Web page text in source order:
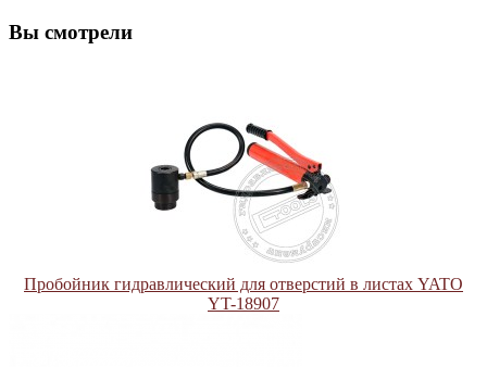
Вы смотрели
Пробойник гидравлический для отверстий в листах YATO
YT-18907